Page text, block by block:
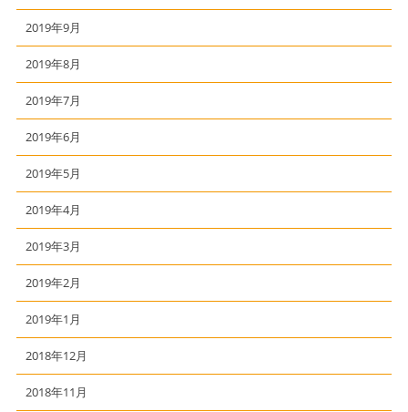
2019年9月
2019年8月
2019年7月
2019年6月
2019年5月
2019年4月
2019年3月
2019年2月
2019年1月
2018年12月
2018年11月